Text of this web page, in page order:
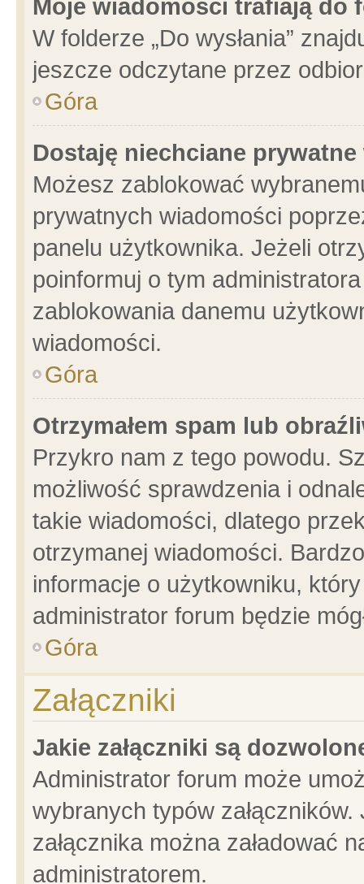
Moje wiadomości trafiają do
W folderze „Do wysłania”
jeszcze odczytane przez
Góra
Dostaję niechciane
Możesz zablokować
prywatnych wiadomości
panelu użytkownika. Jeżeli
poinformuj o tym
zablokowania danemu
wiadomości.
Góra
Otrzymałem spam lub
Przykro nam z tego powodu.
możliwość sprawdzenia i
takie wiadomości, dlatego
otrzymanej wiadomości.
informacje o użytkowniku,
administrator forum będzie
Góra
Załączniki
Jakie załączniki są
Administrator forum może
wybranych typów
załącznika można załadować
administratorem.